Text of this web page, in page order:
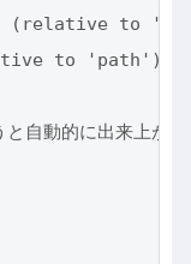
(relative to
to 'path')
動的に出来上がっ